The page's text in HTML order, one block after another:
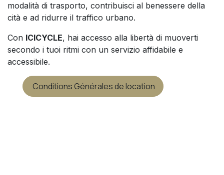
modalità di trasporto, contribuisci al benessere della
cità e ad ridurre il traffico urbano.
Con ICICYCLE, hai accesso alla libertà di muoverti
secondo i tuoi ritmi con un servizio affidabile e
accessibile.
Conditions Générales de location